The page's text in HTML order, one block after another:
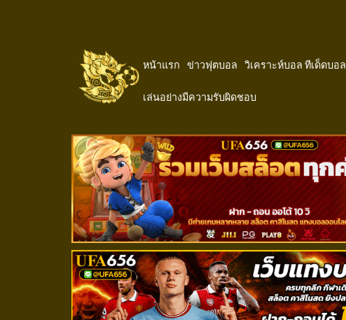
หน้าแรก ข่าวฟุตบอล วิเคราะห์บอล ทีเด็ดบอล
เล่นอย่างมีความรับผิดชอบ